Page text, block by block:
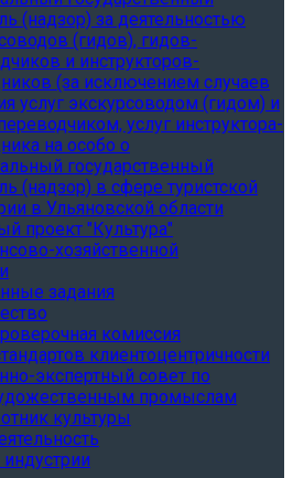
(надзор) за деятельностью
(гидов), гидов-
и инструкторов-
(за исключением случаев
услуг экскурсоводом (гидом) и
услуг инструктора-
на особо о
государственный
(надзор) в сфере туристской
в Ульяновской области
проект "Культура"
хозяйственной
задания
комиссия
клиентоцентричности
экспертный совет по
промыслам
культуры